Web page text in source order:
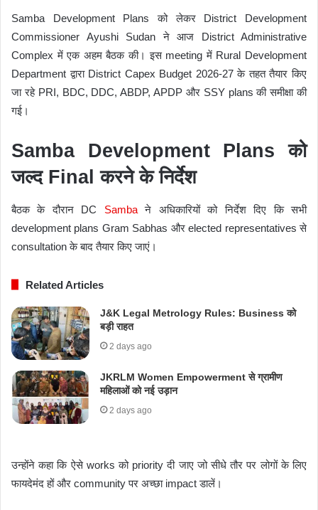
Samba Development Plans को लेकर District Development
Commissioner Ayushi Sudan ने आज District Administrative
Complex में एक अहम बैठक की। इस meeting में Rural Development
Department द्वारा District Capex Budget 2026-27 के तहत तैयार किए
जा रहे PRI, BDC, DDC, ABDP, APDP और SSY plans की समीक्षा की
गई।
Samba Development Plans को
जल्द Final करने के निर्देश
बैठक के दौरान DC Sambaने अधिकारियों को निर्देश दिए कि सभी
development plans Gram Sabhas और elected representatives से
consultation के बाद तैयार किए जाएं।
Related Articles
J&K Legal Metrology Rules: Business को
बड़ी राहत
2 days ago
JKRLM Women Empowerment से ग्रामीण
महिलाओं को नई उड़ान
2 days ago
उन्होंने कहा कि ऐसे works को priority दी जाए जो सीधे तौर पर लोगों के लिए
फायदेमंद हों और community पर अच्छा impact डालें।